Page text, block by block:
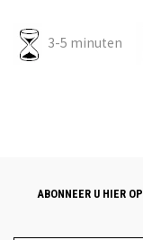
3-5 minuten
ABONNEER U HIER